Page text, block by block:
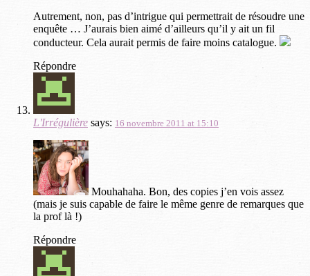
Autrement, non, pas d’intrigue qui permettrait de résoudre une
enquête … J’aurais bien aimé d’ailleurs qu’il y ait un fil
conducteur. Cela aurait permis de faire moins catalogue.
Répondre
L'Irrégulière says: 16 novembre 2011 at 15:10
Mouhahaha. Bon, des copies j’en vois assez
(mais je suis capable de faire le même genre de remarques que
la prof là !)
Répondre